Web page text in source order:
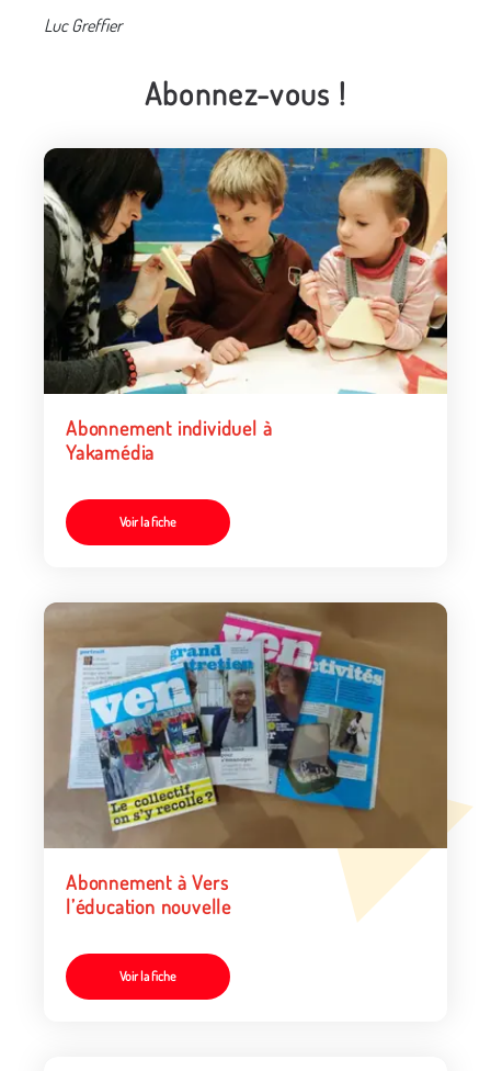
Luc Greffier
Abonnez-vous !
Abonnement individuel à
Yakamédia
Voir la fiche
Abonnement à Vers
l’éducation nouvelle
Voir la fiche